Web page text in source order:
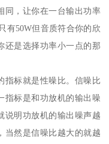
同，让你在一台输出功率
有50W但音质符合你的欣
还是选择功率小一点的那
指标就是性噪比。信噪比
指标是和功放机的输出噪
说明功放机的输出噪声越
当然是信噪比越大的就越